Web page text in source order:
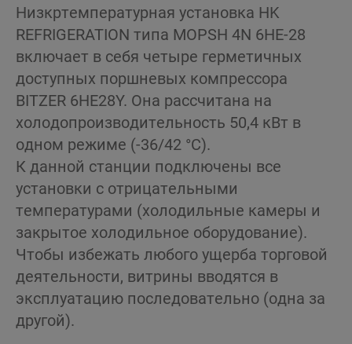
Низкртемпературная установка HK
REFRIGERATION типа MOPSH 4N 6HE-28
включает в себя четыре герметичных
доступных поршневых компрессора
BITZER 6HE28Y. Она рассчитана на
холодопроизводительность 50,4 кВт в
одном режиме (-36/42 °C).
К данной станции подключены все
установки с отрицательными
температурами (холодильные камеры и
закрытое холодильное оборудование).
Чтобы избежать любого ущерба торговой
деятельности, витрины вводятся в
эксплуатацию последовательно (одна за
другой).